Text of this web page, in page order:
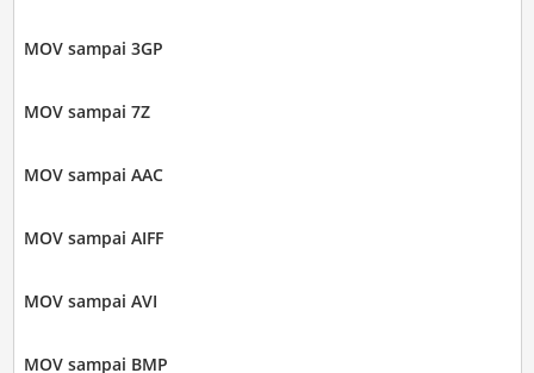
MOV sampai 3GP
MOV sampai 7Z
MOV sampai AAC
MOV sampai AIFF
MOV sampai AVI
MOV sampai BMP